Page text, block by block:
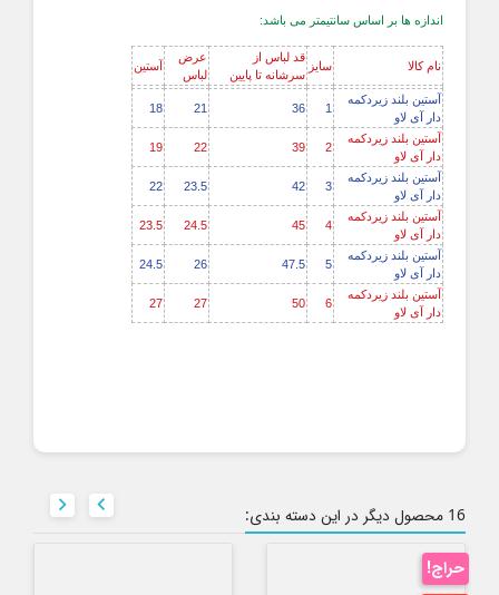
اندازه ها بر اساس سانتیمتر می باشد:
نام کالا سایز
قد لباس از
سرشانه تا پایین
عرض
لباس
آستین
آستین بلند زیردکمه
دار آی لاو
1
36
21
18
آستین بلند زیردکمه
دار آی لاو
2
39
22
19
آستین بلند زیردکمه
دار آی لاو
3
42
23.5
22
آستین بلند زیردکمه
دار آی لاو
4
45
24.5
23.5
آستین بلند زیردکمه
دار آی لاو
5
47.5
26
24.5
آستین بلند زیردکمه
دار آی لاو
6
50
27
27
16 محصول دیگر در این دسته بندی: 
حراج!
